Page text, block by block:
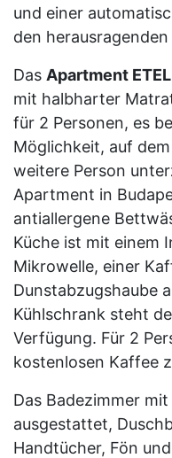
und einer
den
Das Apartment
mit halbharter
für 2 Personen, es
Möglichkeit, auf
weitere Person
Apartment in
antiallergene
Küche ist mit einem
Mikrowelle, einer
Dunstabzugshaube
Kühlschrank steht
Verfügung. Für 2
kostenlosen Kaffee
Das Badezimmer
ausgestattet,
Handtücher, Fön